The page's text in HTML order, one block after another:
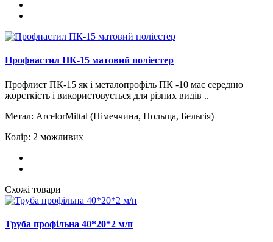
Профнастил ПК-15 матовий поліестер
Профлист ПК-15 як і металопрофіль ПК -10 має середню
жорсткість і використовується для різних видів ..
Метал: ArcelorMittal (Німеччина, Польща, Бельгія)
Колір: 2 можливих
Схожі товари
Труба профільна 40*20*2 м/п